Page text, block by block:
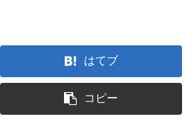
はてブ
コピー